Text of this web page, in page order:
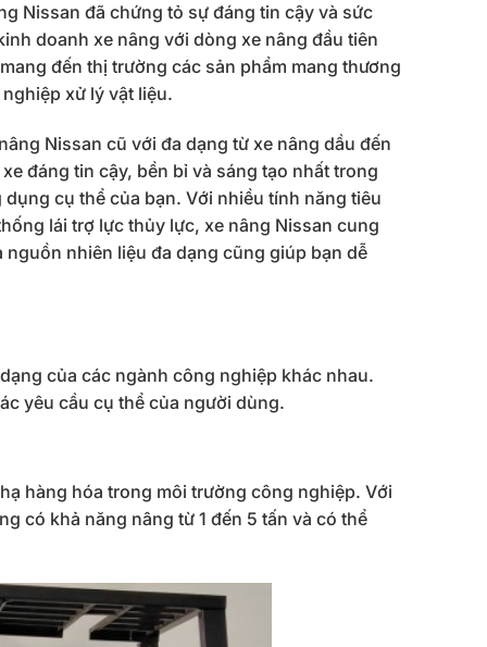
Nissan đã chứng tỏ sự đáng tin cậy và sức
doanh xe nâng với dòng xe nâng đầu tiên
đến thị trường các sản phẩm mang thương
xử lý vật liệu.
Nissan cũ với đa dạng từ xe nâng dầu đến
đáng tin cậy, bền bỉ và sáng tạo nhất trong
cụ thể của bạn. Với nhiều tính năng tiêu
lái trợ lực thủy lực, xe nâng Nissan cung
nhiên liệu đa dạng cũng giúp bạn dễ
của các ngành công nghiệp khác nhau.
yêu cầu cụ thể của người dùng.
hàng hóa trong môi trường công nghiệp. Với
có khả năng nâng từ 1 đến 5 tấn và có thể